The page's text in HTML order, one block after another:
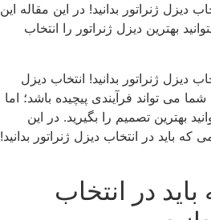
دیزل ژنراتور بدانید! در این مقاله این
بهترین دیزل ژنراتور را انتخاب
دیزل ژنراتور بدانید! انتخاب دیزل
می ‌تواند فرآیندی پیچیده باشد؛ اما
بهترین تصمیم را بگیرید. در این
10 نکته مهمی که باید در انتخاب دیزل ژنراتور بدانید!
در انتخاب